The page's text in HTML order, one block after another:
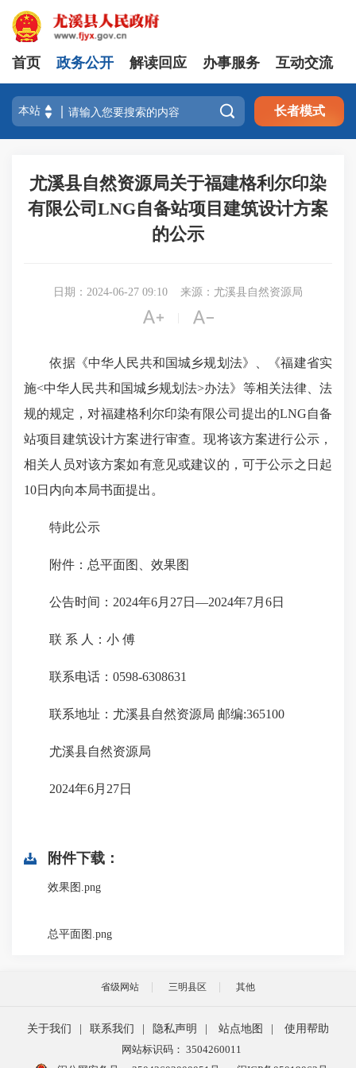
首页 政务公开 解读回应 办事服务 互动交流
 长者模式
尤溪县自然资源局关于福建格利尔印染
有限公司LNG自备站项目建筑设计方案
的公示
日期：2024-06-27 09:10 来源：尤溪县自然资源局
 
依据《中华人民共和国城乡规划法》、《福建省实
施<中华人民共和国城乡规划法>办法》等相关法律、法
规的规定，对福建格利尔印染有限公司提出的LNG自备
站项目建筑设计方案进行审查。现将该方案进行公示，
相关人员对该方案如有意见或建议的，可于公示之日起
10日内向本局书面提出。
特此公示
附件：总平面图、效果图
公告时间：2024年6月27日—2024年7月6日
联 系 人：小 傅
联系电话：0598-6308631
联系地址：尤溪县自然资源局 邮编:365100
尤溪县自然资源局
2024年6月27日
附件下载：
效果图.png
总平面图.png
省级网站 三明县区 其他
关于我们 联系我们 隐私声明 站点地图
使用帮助
网站标识码： 3504260011